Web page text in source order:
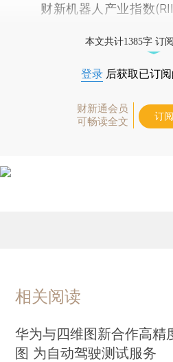
财新机器人产业指数(RII)
本文共计1385字 订
登录 后获取已订
财新通会员
可畅读全文
订
相关阅读
华为与四维图新合作高精
图 为自动驾驶测试服务